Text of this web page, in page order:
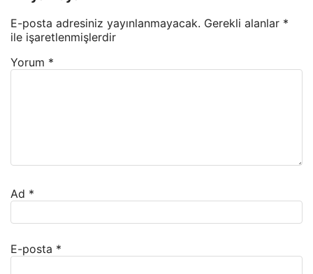
E-posta adresiniz yayınlanmayacak. Gerekli alanlar *
ile işaretlenmişlerdir
Yorum *
Ad *
E-posta *